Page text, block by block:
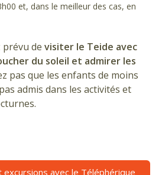
et, dans le meilleur des cas, en
prévu de visiter le Teide avec
du soleil et admirer les
pas que les enfants de moins
admis dans les activités et
avec le Téléphérique